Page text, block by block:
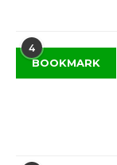
4
BOOKMARK